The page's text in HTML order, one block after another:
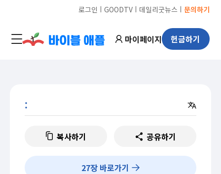
로그인 ㅣ GOODTVㅣ 데일리굿뉴스 ㅣ 문의하기
마이페이지 헌금하기
:
복사하기 공유하기
27장 바로가기